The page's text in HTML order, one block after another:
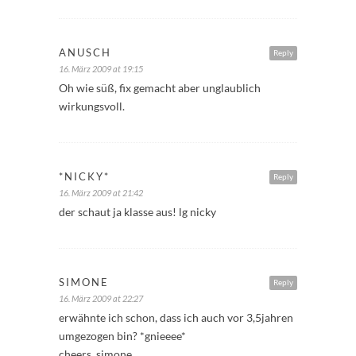
Reply
ANUSCH
16. März 2009 at 19:15
Oh wie süß, fix gemacht aber unglaublich
wirkungsvoll.
Reply
*NICKY*
16. März 2009 at 21:42
der schaut ja klasse aus! lg nicky
Reply
SIMONE
16. März 2009 at 22:27
erwähnte ich schon, dass ich auch vor 3,5jahren
umgezogen bin? *gnieeee*